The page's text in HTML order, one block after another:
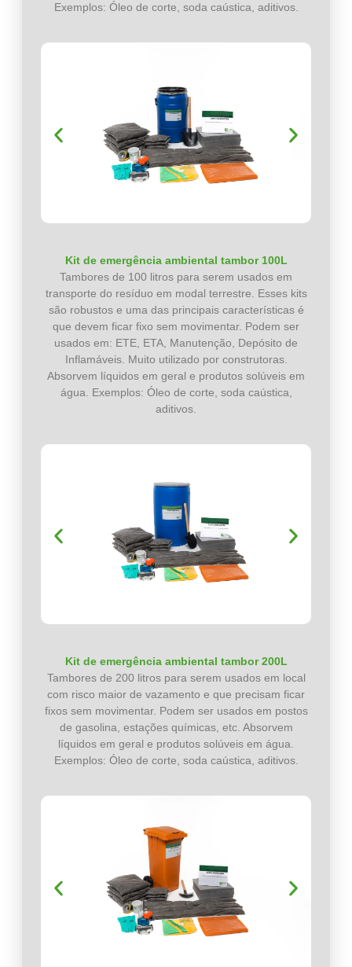
Exemplos: Óleo de corte, soda caústica, aditivos.
Kit de emergência ambiental tambor 100L
Tambores de 100 litros para serem usados em
transporte do resíduo em modal terrestre. Esses kits
são robustos e uma das principais características é
que devem ficar fixo sem movimentar. Podem ser
usados em: ETE, ETA, Manutenção, Depósito de
Inflamáveis. Muito utilizado por construtoras.
Absorvem líquidos em geral e produtos solúveis em
água. Exemplos: Óleo de corte, soda caústica,
aditivos.
Kit de emergência ambiental tambor 200L
Tambores de 200 litros para serem usados em local
com risco maior de vazamento e que precisam ficar
fixos sem movimentar. Podem ser usados em postos
de gasolina, estações químicas, etc. Absorvem
líquidos em geral e produtos solúveis em água.
Exemplos: Óleo de corte, soda caústica, aditivos.